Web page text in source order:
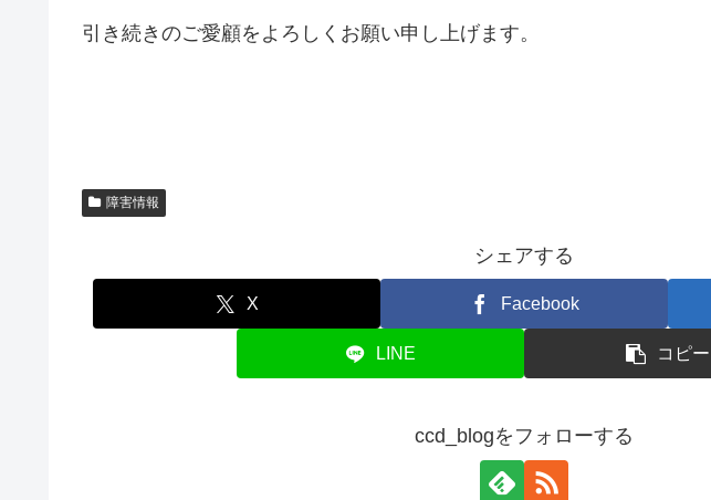
引き続きのご愛顧をよろしくお願い申し上げます。
障害情報
シェアする
X Facebook
LINE コピー
ccd_blogをフォローする